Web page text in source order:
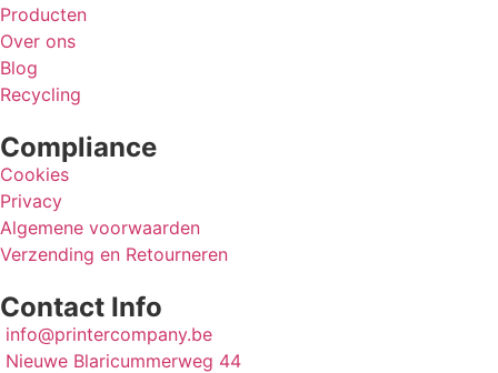
Producten
Over ons
Blog
Recycling
Compliance
Cookies
Privacy
Algemene voorwaarden
Verzending en Retourneren
Contact Info
info@printercompany.be
Nieuwe Blaricummerweg 44